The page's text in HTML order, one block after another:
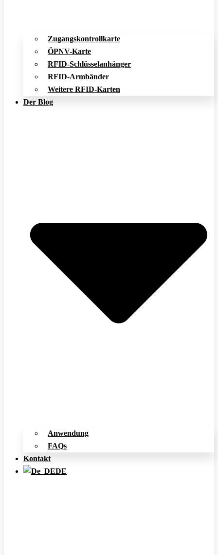
Zugangskontrollkarte
ÖPNV-Karte
RFID-Schlüsselanhänger
RFID-Armbänder
Weitere RFID-Karten
Der Blog
Anwendung
FAQs
Kontakt
DE